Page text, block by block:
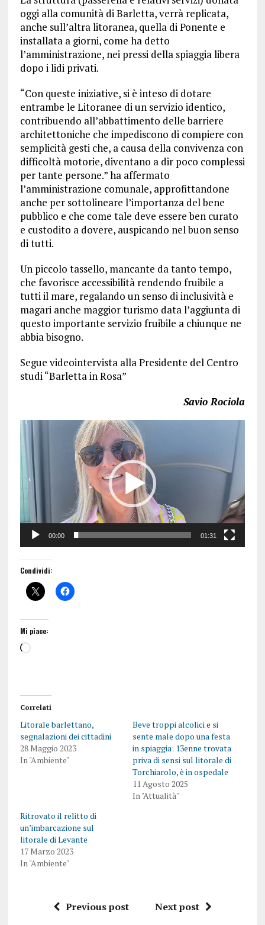
oggi alla comunità di Barletta, verrà replicata,
anche sull’altra litoranea, quella di Ponente e
installata a giorni, come ha detto
l’amministrazione, nei pressi della spiaggia libera
dopo i lidi privati.
“Con queste iniziative, si è inteso di dotare
entrambe le Litoranee di un servizio identico,
contribuendo all’abbattimento delle barriere
architettoniche che impediscono di compiere con
semplicità gesti che, a causa della convivenza con
difficoltà motorie, diventano a dir poco complessi
per tante persone.” ha affermato
l’amministrazione comunale, approfittandone
anche per sottolineare l’importanza del bene
pubblico e che come tale deve essere ben curato
e custodito a dovere, auspicando nel buon senso
di tutti.
Un piccolo tassello, mancante da tanto tempo,
che favorisce accessibilità rendendo fruibile a
tutti il mare, regalando un senso di inclusività e
magari anche maggior turismo data l’aggiunta di
questo importante servizio fruibile a chiunque ne
abbia bisogno.
Segue videointervista alla Presidente del Centro
studi “Barletta in Rosa”
Savio Rociola
Video
Player
00:00 01:31
Condividi:
Mi piace:
Correlati
Litorale barlettano,
segnalazioni dei cittadini
28 Maggio 2023
In "Ambiente"
Beve troppi alcolici e si
sente male dopo una festa
in spiaggia: 13enne trovata
priva di sensi sul litorale di
Torchiarolo, è in ospedale
11 Agosto 2025
In "Attualità"
Ritrovato il relitto di
un’imbarcazione sul
litorale di Levante
17 Marzo 2023
In "Ambiente"
Previous post Next post